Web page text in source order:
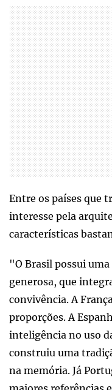
Entre os países que
interesse pela
características
"O Brasil possui
generosa, que
convivência. A
proporções. A
inteligência no uso
construiu uma
na memória. Já